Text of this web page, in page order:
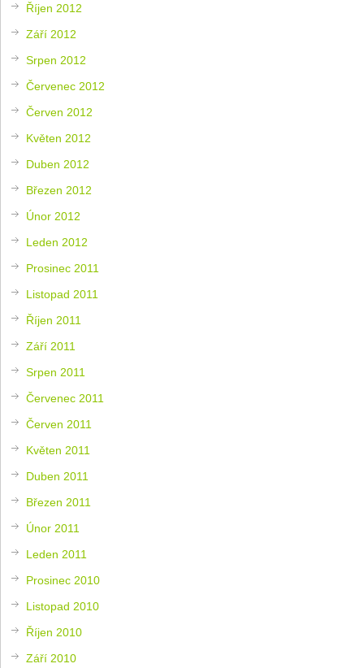
Říjen 2012
Září 2012
Srpen 2012
Červenec 2012
Červen 2012
Květen 2012
Duben 2012
Březen 2012
Únor 2012
Leden 2012
Prosinec 2011
Listopad 2011
Říjen 2011
Září 2011
Srpen 2011
Červenec 2011
Červen 2011
Květen 2011
Duben 2011
Březen 2011
Únor 2011
Leden 2011
Prosinec 2010
Listopad 2010
Říjen 2010
Září 2010